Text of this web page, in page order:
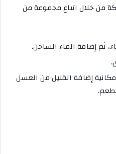
من خلال اتباع مجموعة من
ثم إضافة الماء الساخن.
إضافة القليل من العسل